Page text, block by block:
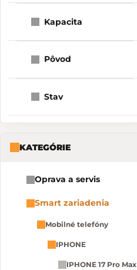
Kapacita
Pôvod
Stav
KATEGÓRIE
Oprava a servis
Smart zariadenia
Mobilné telefóny
IPHONE
IPHONE 17 Pro Max